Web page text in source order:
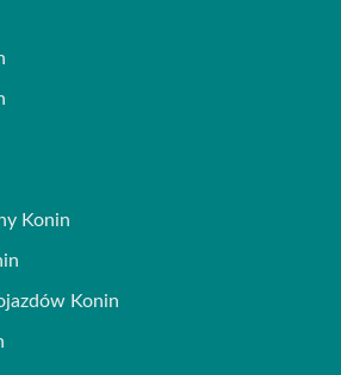
Konin
Konin